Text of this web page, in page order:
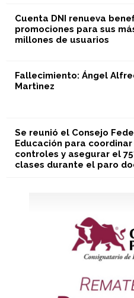
Cuenta DNI renueva
promociones para sus
millones de usuarios
Fallecimiento: Ángel
Martìnez
Se reunió el Consejo
Educación para coordinar
controles y asegurar el
clases durante el paro